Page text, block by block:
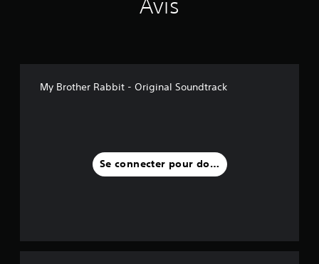
Avis
My Brother Rabbit - Original Soundtrack
Se connecter pour donner un avis